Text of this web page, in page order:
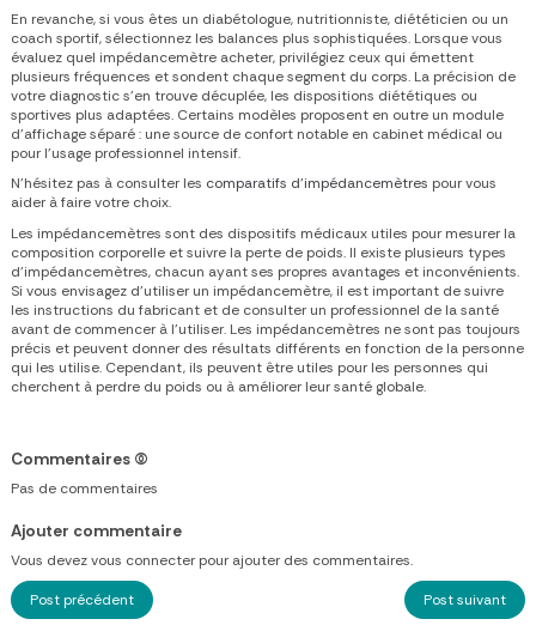
En revanche, si vous êtes un diabétologue, nutritionniste, diététicien ou un
coach sportif, sélectionnez les balances plus sophistiquées. Lorsque vous
évaluez quel impédancemètre acheter, privilégiez ceux qui émettent
plusieurs fréquences et sondent chaque segment du corps. La précision de
votre diagnostic s’en trouve décuplée, les dispositions diététiques ou
sportives plus adaptées. Certains modèles proposent en outre un module
d’affichage séparé : une source de confort notable en cabinet médical ou
pour l’usage professionnel intensif.
N’hésitez pas à consulter les comparatifs d’impédancemètres pour vous
aider à faire votre choix.
Les impédancemètres sont des dispositifs médicaux utiles pour mesurer la
composition corporelle et suivre la perte de poids. Il existe plusieurs types
d’impédancemètres, chacun ayant ses propres avantages et inconvénients.
Si vous envisagez d’utiliser un impédancemètre, il est important de suivre
les instructions du fabricant et de consulter un professionnel de la santé
avant de commencer à l’utiliser. Les impédancemètres ne sont pas toujours
précis et peuvent donner des résultats différents en fonction de la personne
qui les utilise. Cependant, ils peuvent être utiles pour les personnes qui
cherchent à perdre du poids ou à améliorer leur santé globale.
Commentaires (0)
Pas de commentaires
Ajouter commentaire
Vous devez vous connecter pour ajouter des commentaires.
Post précédent Post suivant